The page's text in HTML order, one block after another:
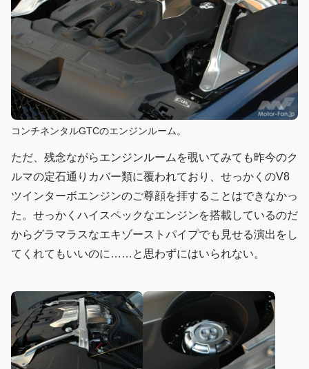
コンチネンタルGTCのエンジンルーム。
ただ、残念ながらエンジンルームを覗いてみても昨今のク
ルマの定石通りカバー類に覆われており、せっかくのV8
ツインターボエンジンのご尊顔を拝することはできなかっ
た。せっかくハイスペックなエンジンを搭載しているのだ
からグラマラスなエキゾーストパイプでも見せる演出をし
てくれてもいいのに……と思わずにはいられない。